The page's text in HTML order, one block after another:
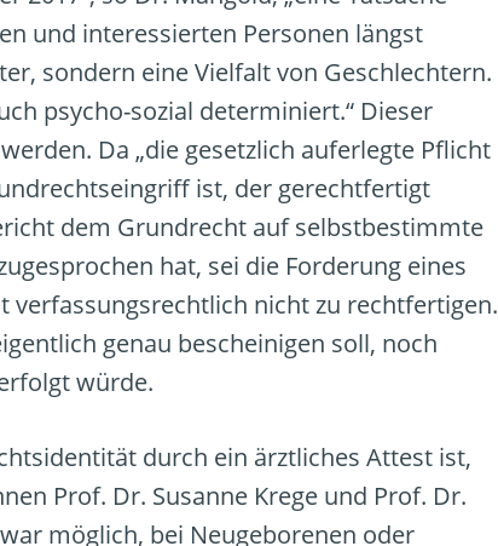
und interessierten Personen längst
sondern eine Vielfalt von Geschlechtern.
psycho-sozial determiniert.“ Dieser
Da „die gesetzlich auferlegte Pflicht
ist, der gerechtfertigt
dem Grundrecht auf selbstbestimmte
hat, sei die Forderung eines
verfassungsrechtlich nicht zu rechtfertigen.
genau bescheinigen soll, noch
würde.
durch ein ärztliches Attest ist,
Prof. Dr. Susanne Krege und Prof. Dr.
möglich, bei Neugeborenen oder